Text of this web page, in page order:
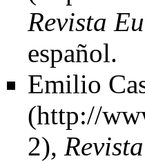
Revista
español.
Emilio
2),